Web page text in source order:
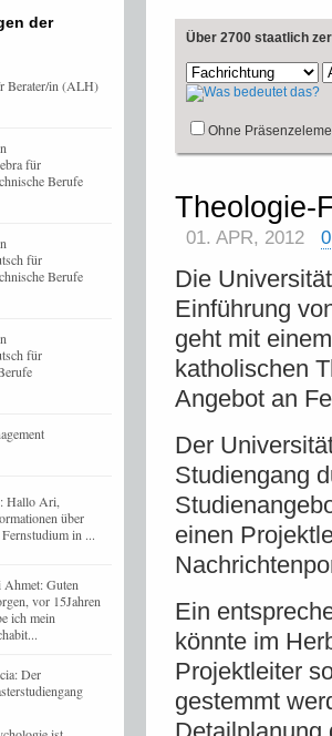
Über 2700 staatlich
Ohne
Theologie-
01. APR, 2012
Die
Einführung
geht mit
katholischen
Angebot an
Der
Studiengang
einen
Ein
könnte im
Projektleiter
gestemmt
der
Berater/in (ALH)
für
Berufe
für
Berufe
für
Hallo Ari,
über
in ...
Guten
vor 15Jahren
ich mein
Der